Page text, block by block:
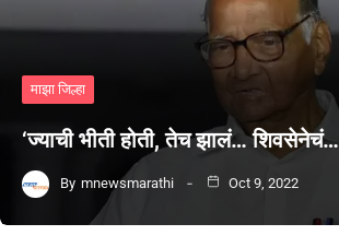
माझा जिल्हा
‘ज्याची भीती होती, तेच झालं… शिवसेनेचं…
By mnewsmarathi Oct 9, 2022